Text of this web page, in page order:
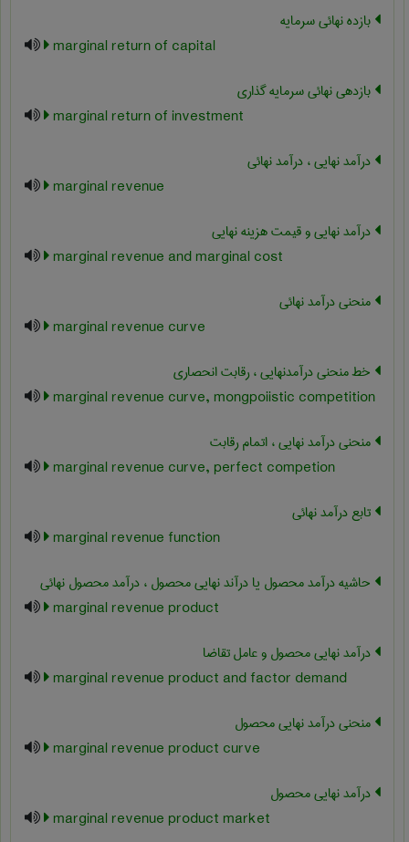
بازده نهائی سرمایه
marginal return of capital
بازدهی نهائی سرمایه گذاری
marginal return of investment
درآمد نهایی ، درآمد نهائی
marginal revenue
درآمد نهایی و قیمت هزینه نهایی
marginal revenue and marginal cost
منحنی درآمد نهائی
marginal revenue curve
خط منحنی درآمدنهایی ، رقابت انحصاری
marginal revenue curve, mongpoiistic competition
منحنی درآمد نهایی ، اتمام رقابت
marginal revenue curve, perfect competion
تابع درآمد نهائی
marginal revenue function
حاشیه درآمد محصول یا درآند نهایی محصول ، درآمد محصول نهائی
marginal revenue product
درآمد نهایی محصول و عامل تقاضا
marginal revenue product and factor demand
منحنی درآمد نهایی محصول
marginal revenue product curve
درآمد نهایی محصول
marginal revenue product market